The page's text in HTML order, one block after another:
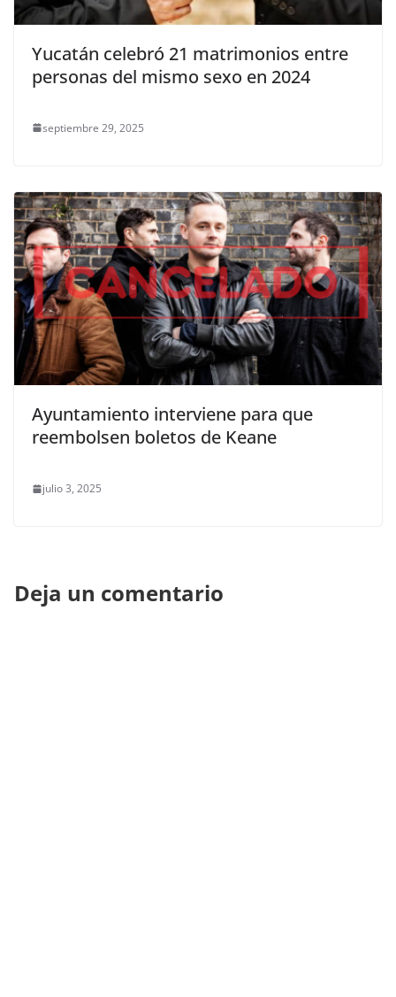
Yucatán celebró 21 matrimonios entre
personas del mismo sexo en 2024
septiembre 29, 2025
Ayuntamiento interviene para que
reembolsen boletos de Keane
julio 3, 2025
Deja un comentario